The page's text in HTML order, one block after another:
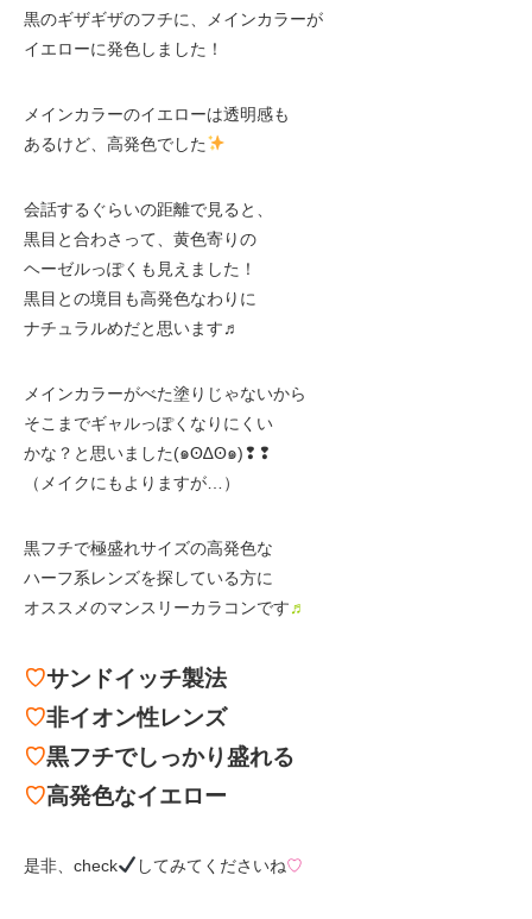
黒のギザギザのフチに、メインカラーが
イエローに発色しました！
メインカラーのイエローは透明感も
あるけど、高発色でした
会話するぐらいの距離で見ると、
黒目と合わさって、黄色寄りの
ヘーゼルっぽくも見えました！
黒目との境目も高発色なわりに
ナチュラルめだと思います♬
メインカラーがべた塗りじゃないから
そこまでギャルっぽくなりにくい
かな？と思いました(๑ʘ∆ʘ๑)❢❢
（メイクにもよりますが…）
黒フチで極盛れサイズの高発色な
ハーフ系レンズを探している方に
オススメのマンスリーカラコンです♬
♡サンドイッチ製法
♡非イオン性レンズ
♡黒フチでしっかり盛れる
♡高発色なイエロー
是非、check してみてくださいね♡